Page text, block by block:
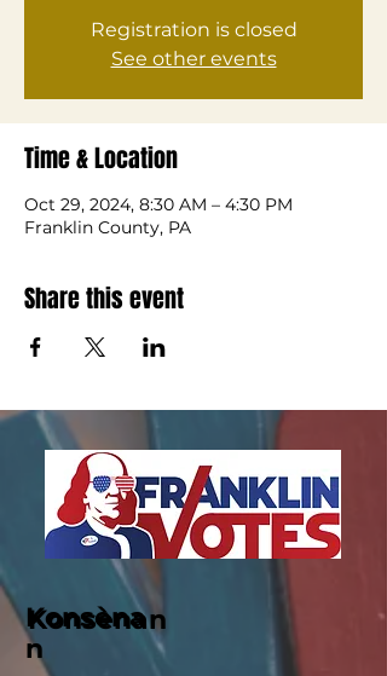
Registration is closed
See other events
Time & Location
Oct 29, 2024, 8:30 AM – 4:30 PM
Franklin County, PA
Share this event
Konsènan
Konsèna
n